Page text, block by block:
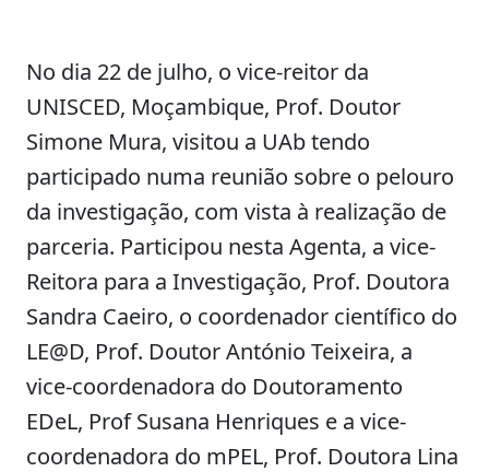
No dia 22 de julho, o vice-reitor da
UNISCED, Moçambique, Prof. Doutor
Simone Mura, visitou a UAb tendo
participado numa reunião sobre o pelouro
da investigação, com vista à realização de
parceria. Participou nesta Agenta, a vice-
Reitora para a Investigação, Prof. Doutora
Sandra Caeiro, o coordenador científico do
LE@D, Prof. Doutor António Teixeira, a
vice-coordenadora do Doutoramento
EDeL, Prof Susana Henriques e a vice-
coordenadora do mPEL, Prof. Doutora Lina